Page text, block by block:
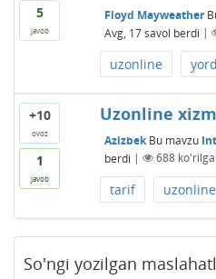
5
javob
Floyd Mayweather
Avg, 17 savol berdi |
uzonline
+10
ovoz
1
javob
Uzonline
Azizbek Bu mavzu
berdi | 688
tarif uzonline
So'ngi yozilgan